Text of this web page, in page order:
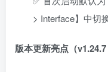
> Interface】中切
版本更新亮点（v1.24.7